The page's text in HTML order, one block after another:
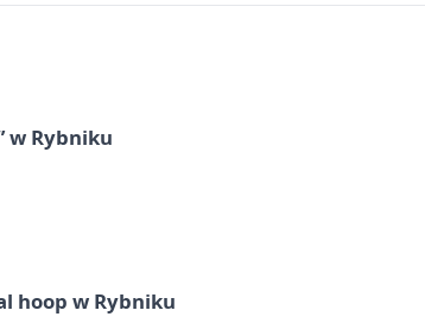
w Rybniku
hoop w Rybniku